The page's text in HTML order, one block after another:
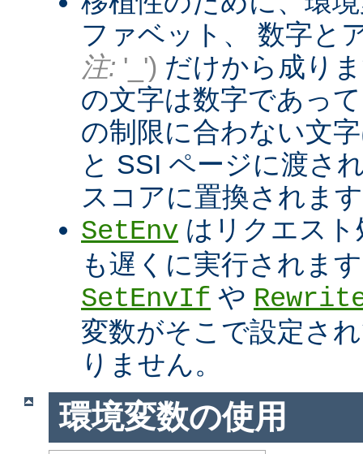
ファベット、 数字と
注: '_') だけから成り
の文字は数字であっ
の制限に合わない文
と SSI ページに渡さ
スコアに置換されま
SetEnv はリクエス
も遅くに実行されま
SetEnvIf や
変数がそこで設定さ
りません。
環境変数の使用